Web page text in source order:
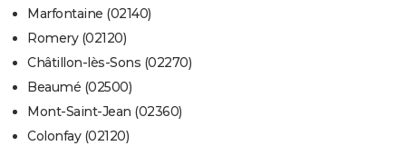
Marfontaine (02140)
Romery (02120)
Châtillon-lès-Sons (02270)
Beaumé (02500)
Mont-Saint-Jean (02360)
Colonfay (02120)